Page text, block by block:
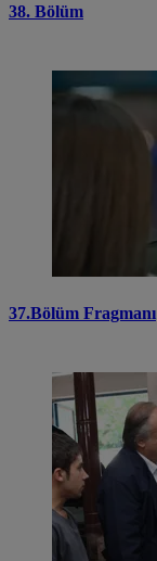
38. Bölüm
37.Bölüm Fragmanı